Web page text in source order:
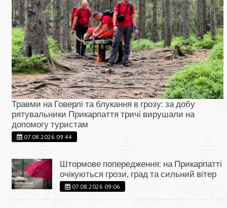
Травми на Говерлі та блукання в грозу: за добу
рятувальники Прикарпаття тричі вирушали на
допомогу туристам
07.08.2026 09:44
Штормове попередження: на Прикарпатті
очікуються грози, град та сильний вітер
07.08.2026 09:06